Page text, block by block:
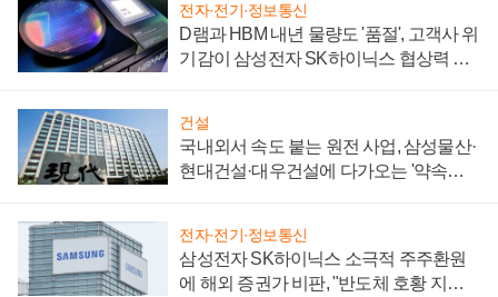
전자·전기·정보통신
D램과 HBM 내년 물량도 '품절', 고객사 위
기감이 삼성전자 SK하이닉스 협상력 더
건설
국내외서 속도 붙는 원전 사업, 삼성물산·
현대건설·대우건설에 다가오는 '약속의
전자·전기·정보통신
삼성전자 SK하이닉스 소극적 주주환원
에 해외 증권가 비판, "반도체 호황 지속